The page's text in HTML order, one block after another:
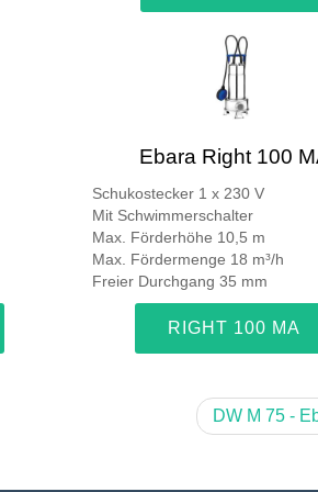
Ebara Right 100
Schukostecker 1 x 230 V
Mit Schwimmerschalter
Max. Förderhöhe 10,5 m
Max. Fördermenge 18 m³/h
Freier Durchgang 35 mm
RIGHT 100 MA
DW M 75 -